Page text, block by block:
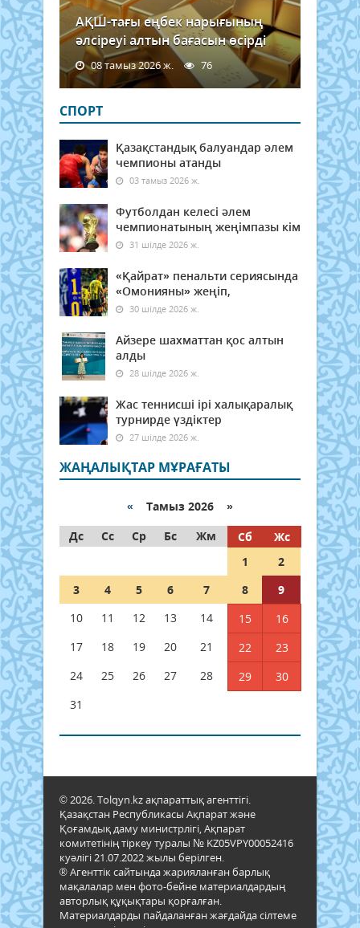
АҚШ-тағы еңбек нарығының
әлсіреуі алтын бағасын өсірді
08 тамыз 2026 ж. 76
СПОРТ
Қазақстандық балуандар әлем
чемпионы атанды
03 тамыз 2026 ж.
Футболдан келесі әлем
чемпионатының жеңімпазы кім
31 шілде 2026 ж.
«Қайрат» пенальти сериясында
«Омонияны» жеңіп,
30 шілде 2026 ж.
Айзере шахматтан қос алтын
алды
28 шілде 2026 ж.
Жас теннисші ірі халықаралық
турнирде үздіктер
27 шілде 2026 ж.
ЖАҢАЛЫҚТАР МҰРАҒАТЫ
« Тамыз 2026 »
Дс
Сс Ср Бс Жм Сб
Жс
1
2
3
4 5 6 7 8
9
10
11 12 13 14 15
16
17
18 19 20 21 22
23
24
25 26 27 28 29
30
31
© 2026. Tolqyn.kz ақпараттық агенттігі.
Қазақстан Республикасы Ақпарат және
Қоғамдық даму министрлігі, Ақпарат
комитетінің тіркеу туралы № KZ05VPY00052416
куәлігі 21.07.2022 жылы берілген.
® Агенттік сайтында жарияланған барлық
мақалалар мен фото-бейне материалдардың
авторлық құқықтары қорғалған.
Материалдарды пайдаланған жағдайда сілтеме